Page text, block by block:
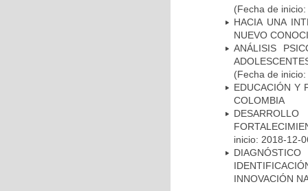
(Fecha de
HACIA UNA
NUEVO
ANÁLISIS
(Fecha de
EDUCACIÓN Y
COLOMBIA
inicio: 2018-12-
INNOVACIÓN